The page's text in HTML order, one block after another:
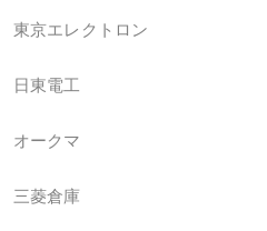
東京エレクトロン
日東電工
オークマ
三菱倉庫